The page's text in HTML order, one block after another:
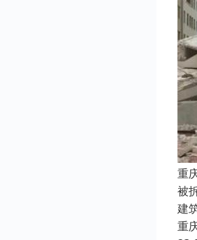
重
被
建
重